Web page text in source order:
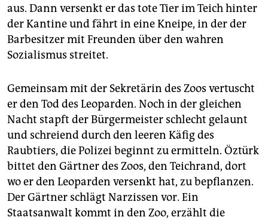
aus. Dann versenkt er das tote Tier im Teich hinter
der Kantine und fährt in eine Kneipe, in der der
Barbesitzer mit Freunden über den wahren
Sozialismus streitet.
Gemeinsam mit der Sekretärin des Zoos vertuscht
er den Tod des Leoparden. Noch in der gleichen
Nacht stapft der Bürgermeister schlecht gelaunt
und schreiend durch den leeren Käfig des
Raubtiers, die Polizei beginnt zu ermitteln. Öztürk
bittet den Gärtner des Zoos, den Teichrand, dort
wo er den Leoparden versenkt hat, zu bepflanzen.
Der Gärtner schlägt Narzissen vor. Ein
Staatsanwalt kommt in den Zoo, erzählt die